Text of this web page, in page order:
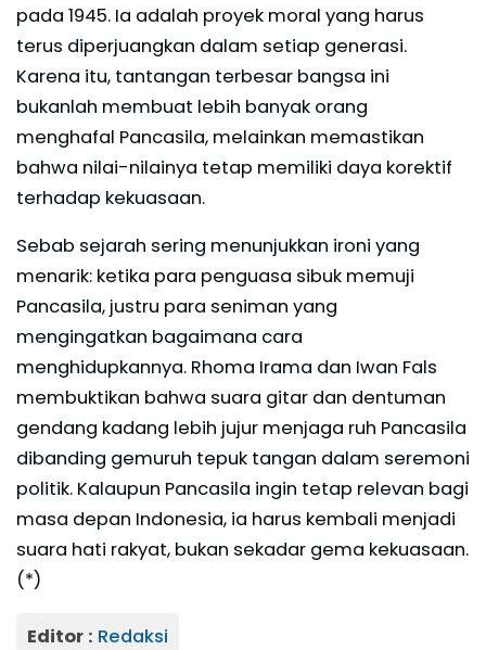
pada 1945. Ia adalah proyek moral yang harus
terus diperjuangkan dalam setiap generasi.
Karena itu, tantangan terbesar bangsa ini
bukanlah membuat lebih banyak orang
menghafal Pancasila, melainkan memastikan
bahwa nilai-nilainya tetap memiliki daya korektif
terhadap kekuasaan.
Sebab sejarah sering menunjukkan ironi yang
menarik: ketika para penguasa sibuk memuji
Pancasila, justru para seniman yang
mengingatkan bagaimana cara
menghidupkannya. Rhoma Irama dan Iwan Fals
membuktikan bahwa suara gitar dan dentuman
gendang kadang lebih jujur menjaga ruh Pancasila
dibanding gemuruh tepuk tangan dalam seremoni
politik. Kalaupun Pancasila ingin tetap relevan bagi
masa depan Indonesia, ia harus kembali menjadi
suara hati rakyat, bukan sekadar gema kekuasaan.
(*)
Editor : Redaksi